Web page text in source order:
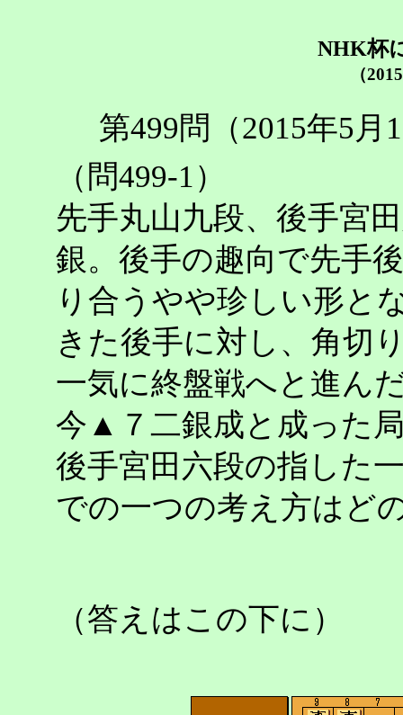
NHK杯
（
第499問（2015年5
（問499-1）
先手丸山九段、後手宮
銀。後手の趣向で先手
り合うやや珍しい形と
きた後手に対し、角切
一気に終盤戦へと進ん
今▲７二銀成と成った
後手宮田六段の指した
での一つの考え方はど
（答えはこの下に）